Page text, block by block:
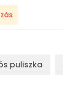
puliszka